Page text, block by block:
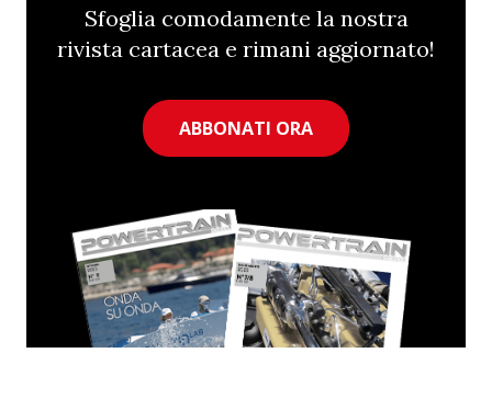
Sfoglia comodamente la nostra
rivista cartacea e rimani aggiornato!
ABBONATI ORA